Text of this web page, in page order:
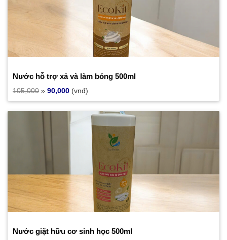
Nước hỗ trợ xả và làm bóng 500ml
105,000 » 90,000 (vnđ)
Nước giặt hữu cơ sinh học 500ml